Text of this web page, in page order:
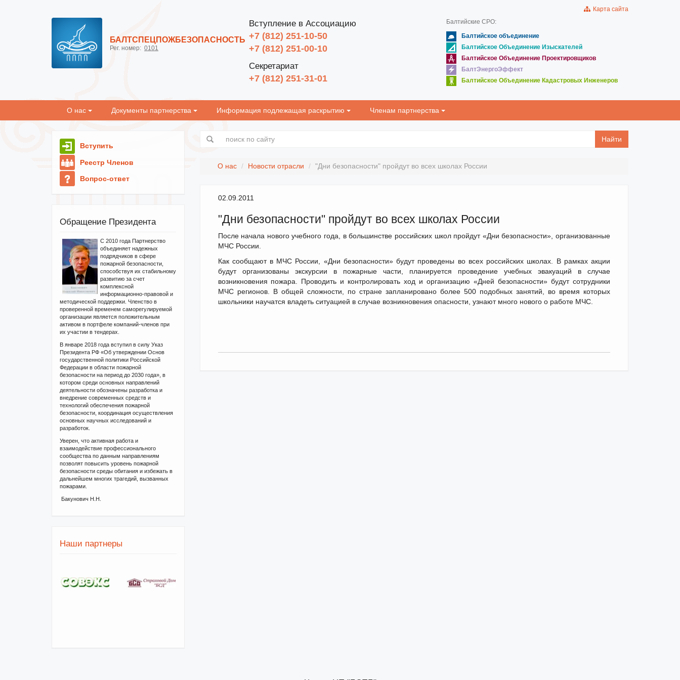
БАЛТСПЕЦПОЖБЕЗОПАСНОСТЬ
Рег. номер: 0101
Вступление в Ассоциацию
+7 (812) 251-10-50
+7 (812) 251-00-10
Секретариат
+7 (812) 251-31-01
Карта сайта
Балтийские СРО:
Балтийское объединение
Балтийское Объединение Изыскателей
Балтийское Объединение Проектировщиков
БалтЭнергоЭффект
Балтийское Объединение Кадастровых Инженеров
О нас Документы партнерства Информация подлежащая раскрытию Членам партнерства
Найти
О нас Новости отрасли "Дни безопасности" пройдут во всех школах России
02.09.2011
"Дни безопасности" пройдут во всех школах России
После начала нового учебного года, в большинстве российских школ пройдут «Дни безопасности», организованные
МЧС России.
Как сообщают в МЧС России, «Дни безопасности» будут проведены во всех российских школах. В рамках акции
будут организованы экскурсии в пожарные части, планируется проведение учебных эвакуаций в случае
возникновения пожара. Проводить и контролировать ход и организацию «Дней безопасности» будут сотрудники
МЧС регионов. В общей сложности, по стране запланировано более 500 подобных занятий, во время которых
школьники научатся владеть ситуацией в случае возникновения опасности, узнают много нового о работе МЧС.
Вступить
Реестр Членов
Вопрос-ответ
Обращение Президента
С 2010 года Партнерство
объединяет надежных
подрядчиков в сфере
пожарной безопасности,
способствуя их стабильному
развитию за счет
комплексной
информационно-правовой и
методической поддержки. Членство в
проверенной временем саморегулируемой
организации является положительным
активом в портфеле компаний-членов при
их участии в тендерах.
В январе 2018 года вступил в силу Указ
Президента РФ «Об утверждении Основ
государственной политики Российской
Федерации в области пожарной
безопасности на период до 2030 года», в
котором среди основных направлений
деятельности обозначены разработка и
внедрение современных средств и
технологий обеспечения пожарной
безопасности, координация осуществления
основных научных исследований и
разработок.
Уверен, что активная работа и
взаимодействие профессионального
сообщества по данным направлениям
позволят повысить уровень пожарной
безопасности среды обитания и избежать в
дальнейшем многих трагедий, вызванных
пожарами.
Бакунович Н.Н.
Наши партнеры